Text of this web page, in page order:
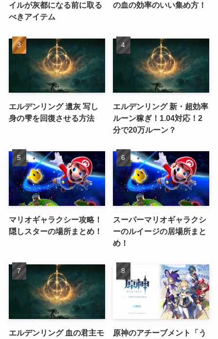
イルが灰都になる前に取る
べきアイテム
の血の効率のいい集め方！
エルデンリング 遺灰 写し
身の雫を回復させる方法
エルデンリング 新・超効率
ルーン稼ぎ！1.04対応！2
分で20万ルーン？
マリオギャラクシー攻略！
隠しスターの場所まとめ！
スーパーマリオギャラクシ
ーのルイージの居場所まと
め！
エルデンリング 血の君主モ
原神のアチーブメント「う